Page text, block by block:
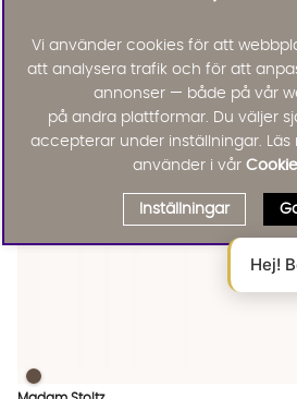
695 :-
HÄNGARE Grön Finns även i dessa
HÄNGARE Grön
Vi använder cookies för att
att analysera trafik och för att
annonser — både på vår
på andra plattformar. Du väljer
accepterar under inställningar. Läs
använder i vår
Inställningar
Hej!